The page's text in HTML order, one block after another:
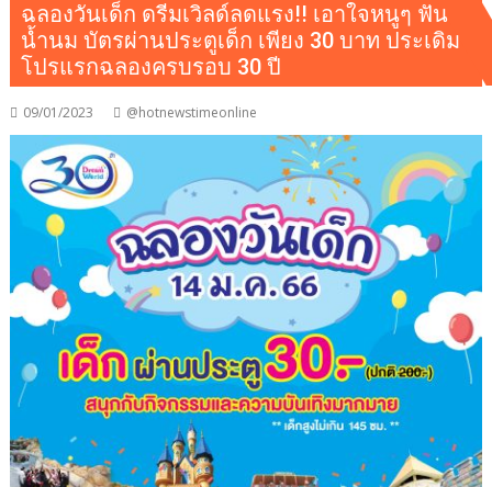
ฉลองวันเด็ก ดรีมเวิลด์ลดแรง!! เอาใจหนูๆ ฟัน
น้ำนม บัตรผ่านประตูเด็ก เพียง 30 บาท ประเดิม
โปรแรกฉลองครบรอบ 30 ปี
09/01/2023 @hotnewstimeonline